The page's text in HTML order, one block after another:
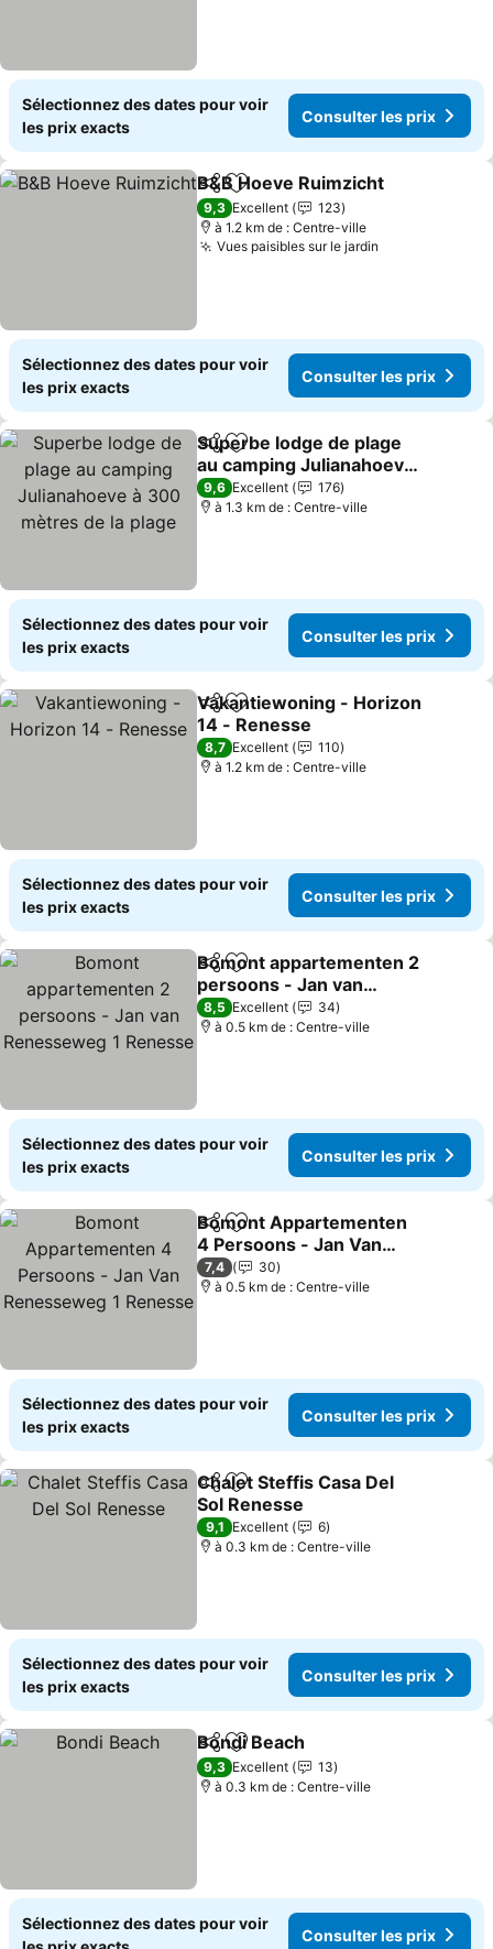
Sélectionnez des dates pour voir
les prix exacts
Consulter les prix
PartagerAjouter à mes favoris
B&B Hoeve Ruimzicht
9,3 Excellent
123
à 1.2 km de : Centre-ville
Vues paisibles sur le jardin
Sélectionnez des dates pour voir
les prix exacts
Consulter les prix
PartagerAjouter à mes favoris
Superbe lodge de plage
au camping Julianahoeve
à 300 mètres de la plage
Consulter les prix
9,6 Excellent
176
à 1.3 km de : Centre-ville
Sélectionnez des dates pour voir
les prix exacts
Consulter les prix
PartagerAjouter à mes favoris
Vakantiewoning - Horizon
14 - Renesse
Consulter les prix
8,7 Excellent
110
à 1.2 km de : Centre-ville
Sélectionnez des dates pour voir
les prix exacts
Consulter les prix
PartagerAjouter à mes favoris
Bomont appartementen 2
persoons - Jan van
Renesseweg 1 Renesse
Consulter les prix
8,5 Excellent
34
à 0.5 km de : Centre-ville
Sélectionnez des dates pour voir
les prix exacts
Consulter les prix
PartagerAjouter à mes favoris
Bomont Appartementen
4 Persoons - Jan Van
Renesseweg 1 Renesse
Consulter les prix
7,4
30
à 0.5 km de : Centre-ville
Sélectionnez des dates pour voir
les prix exacts
Consulter les prix
PartagerAjouter à mes favoris
Chalet Steffis Casa Del
Sol Renesse
Consulter les prix
9,1 Excellent
6
à 0.3 km de : Centre-ville
Sélectionnez des dates pour voir
les prix exacts
Consulter les prix
PartagerAjouter à mes favoris
Bondi Beach
9,3 Excellent
13
à 0.3 km de : Centre-ville
Sélectionnez des dates pour voir
Consulter les prix